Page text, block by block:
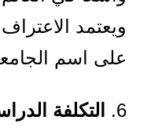
ويعتمد
على اسم
التكلفة